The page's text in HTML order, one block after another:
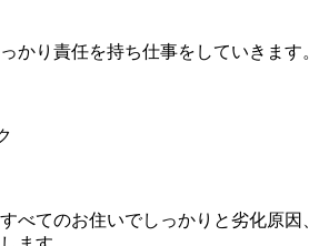
かり責任を持ち仕事をしていきます。
べてのお住いでしっかりと劣化原因、